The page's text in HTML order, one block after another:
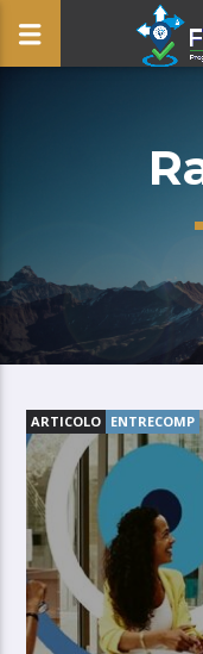
CLOSE
ARTICOLO ENTRECOMP